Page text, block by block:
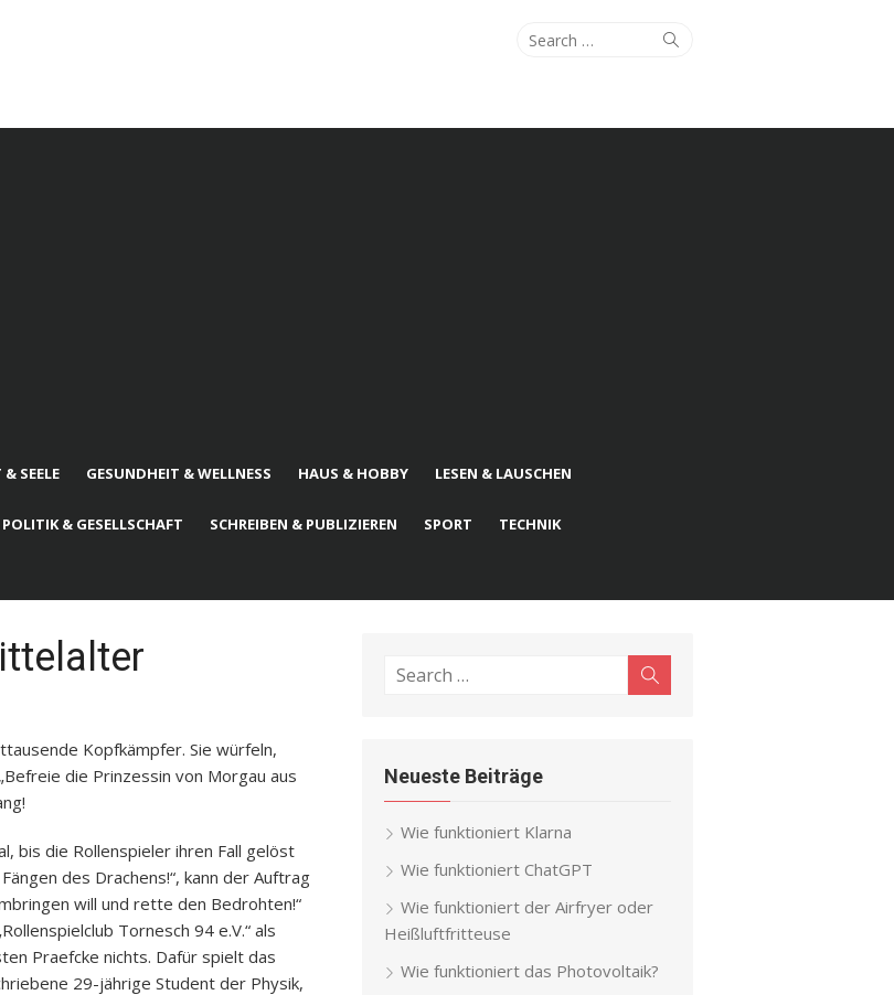
Search
Search
& SEELE GESUNDHEIT & WELLNESS HAUS & HOBBY LESEN & LAUSCHEN
POLITIK & GESELLSCHAFT SCHREIBEN & PUBLIZIEREN SPORT TECHNIK
Kopfkämpfer. Sie würfeln,
die Prinzessin von Morgau aus
bis die Rollenspieler ihren Fall gelöst
des Drachens!“, kann der Auftrag
will und rette den Bedrohten!“
Tornesch 94 e.V.“ als
Praefcke nichts. Dafür spielt das
29-jährige Student der Physik,
Search
Neueste Beiträge
Wie funktioniert Klarna
Wie funktioniert ChatGPT
Wie funktioniert der Airfryer oder
Heißluftfritteuse
Wie funktioniert das Photovoltaik?